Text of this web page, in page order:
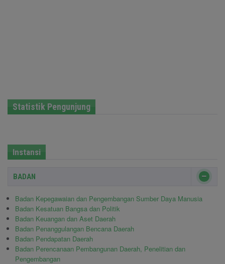
Statistik Pengunjung
Instansi
BADAN
Badan Kepegawaian dan Pengembangan Sumber Daya Manusia
Badan Kesatuan Bangsa dan Politik
Badan Keuangan dan Aset Daerah
Badan Penanggulangan Bencana Daerah
Badan Pendapatan Daerah
Badan Perencanaan Pembangunan Daerah, Penelitian dan
Pengembangan